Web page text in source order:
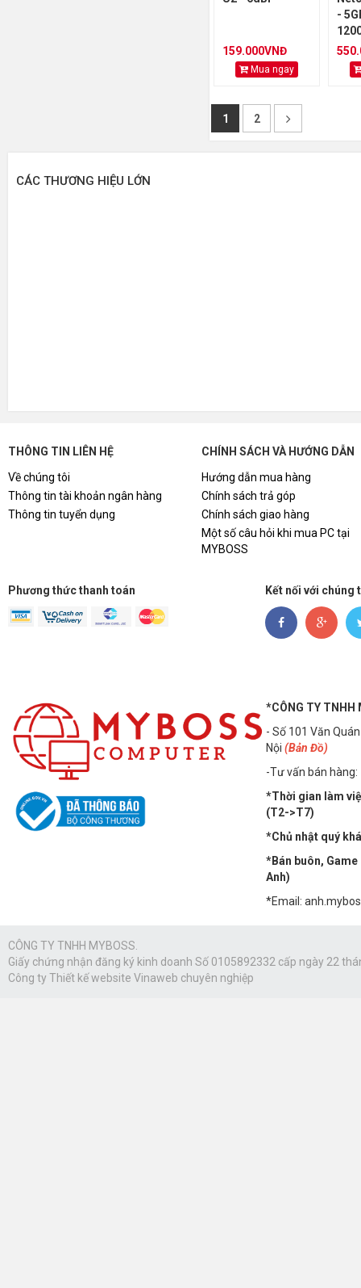
159.000VNĐ
Mua ngay
-
1 2
CÁC THƯƠNG HIỆU LỚN
THÔNG TIN LIÊN HỆ
Về chúng tôi
Thông tin tài khoản ngân hàng
Thông tin tuyển dụng
CHÍNH SÁCH VÀ HƯỚNG DẪN
Hướng dẫn mua hàng
Chính sách trả góp
Chính sách giao hàng
Một số câu hỏi khi mua PC tại
MYBOSS
Phương thức thanh toán Kết nối với chúng
*CÔNG TY TNHH
- Số 101 Văn
Nội (Bản Đồ)
-Tư vấn bán hàng:
*Thời gian làm
(T2->T7)
*Chủ nhật quý
*Bán buôn, Game
Anh)
*Email:
CÔNG TY TNHH MYBOSS.
Giấy chứng nhận đăng ký kinh doanh Số 0105892332 cấp ngày 22
Công tyThiết kế website Vinaweb chuyên nghiệp